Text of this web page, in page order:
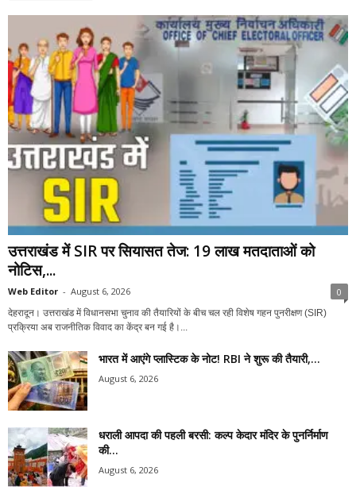
उत्तराखंड में SIR पर सियासत तेज: 19 लाख मतदाताओं को
नोटिस,...
Web Editor - August 6, 2026 0
देहरादून। उत्तराखंड में विधानसभा चुनाव की तैयारियों के बीच चल रही विशेष गहन पुनरीक्षण (SIR)
प्रक्रिया अब राजनीतिक विवाद का केंद्र बन गई है।...
भारत में आएंगे प्लास्टिक के नोट! RBI ने शुरू की तैयारी,...
August 6, 2026
धराली आपदा की पहली बरसी: कल्प केदार मंदिर के पुनर्निर्माण
की...
August 6, 2026